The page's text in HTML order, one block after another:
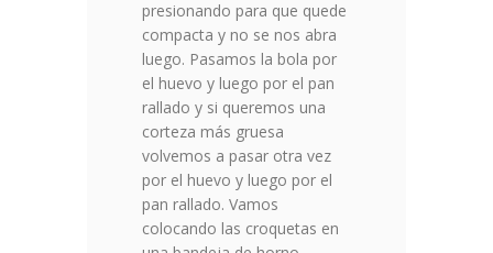
presionando para que quede
compacta y no se nos abra
luego. Pasamos la bola por
el huevo y luego por el pan
rallado y si queremos una
corteza más gruesa
volvemos a pasar otra vez
por el huevo y luego por el
pan rallado. Vamos
colocando las croquetas en